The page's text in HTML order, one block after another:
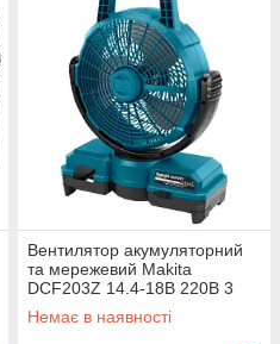
Вентилятор акумуляторний
та мережевий Makita
DCF203Z 14.4-18В 220В 3
швидкості таймер 190м/с
1.9кг без АКБ та ЗП
Немає в наявності